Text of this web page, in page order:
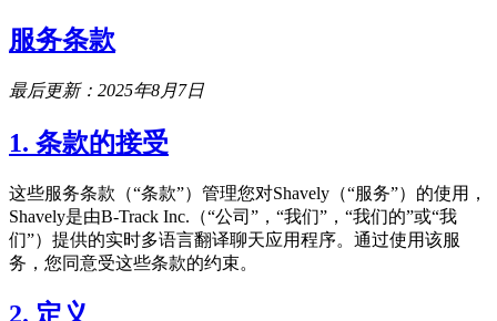
服务条款
最后更新：2025年8月7日
1. 条款的接受
这些服务条款（“条款”）管理您对Shavely（“服务”）的使用，
Shavely是由B-Track Inc.（“公司”，“我们”，“我们的”或“我
们”）提供的实时多语言翻译聊天应用程序。通过使用该服
务，您同意受这些条款的约束。
2. 定义